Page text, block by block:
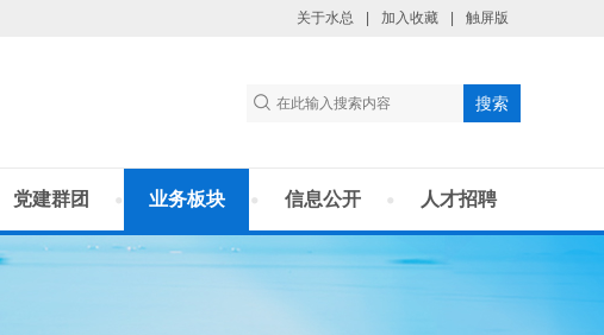
关于水总 加入收藏 触屏版
人才招聘
信息公开
业务板块
党建群团